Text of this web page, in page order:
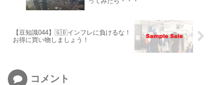
【豆知識044】🇬🇧インフレに負けるな！
お得に買い物しましょう！
コメント